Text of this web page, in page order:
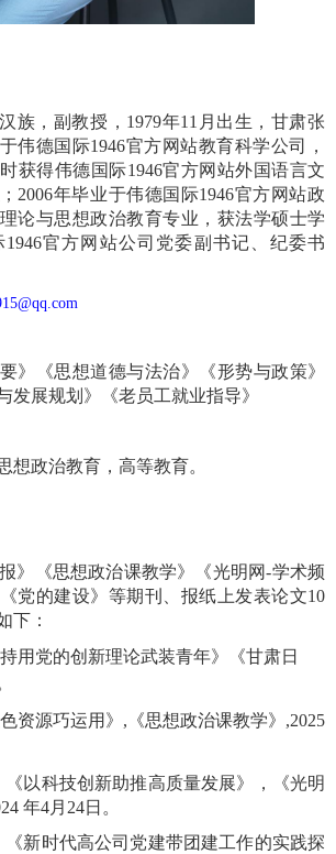
族，副教授， 1979年11 月出生，甘肃张
伟德国际1946官方网站教育科学公司，
获得伟德国际1946官方网站外国语言文
2006年毕业于伟德国际1946官方网站政
论与思想政治教育专业，获法学硕士学
官方网站公司党委副书记、纪委书
》《思想道德与法治》《形势与政策》
发展规划》《老员工就业指导》
想政治教育，高等教育。
》
《思想政治课教学》 《光明网-学术频
《党的建设》等期刊、报纸上发表论文10
下：
持用党的创新理论武装青年》《甘肃日
色资源巧运用》 , 《思想政治课教学》 ,2025
《以科技创新助推高质量发展》，《光明
年4月 24日。
《新时代高公司党建带团建工作的实践探